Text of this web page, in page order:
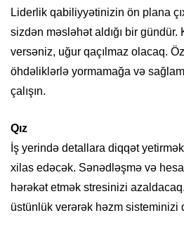
Liderlik qabiliyyətinizin ön plana
sizdən məsləhət aldığı bir
versəniz, uğur qaçılmaz olacaq.
öhdəliklərlə yormamağa və
çalışın.
Qız
İş yerində detallara diqqət
xilas edəcək. Sənədləşmə və
hərəkət etmək stresinizi
üstünlük verərək həzm sisteminizi